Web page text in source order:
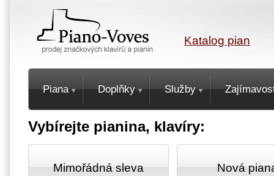
Katalog pian
Piana Doplňky Služby
Vybírejte pianina, klavíry:
Mimořádná sleva Nová